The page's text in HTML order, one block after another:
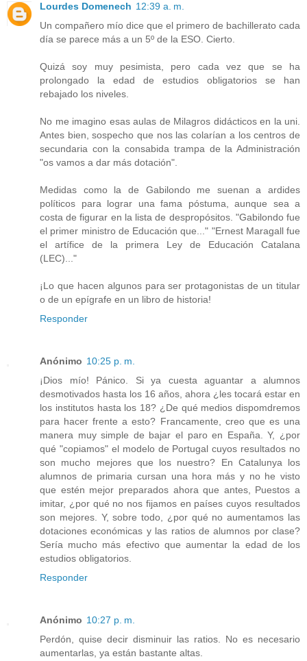
Lourdes Domenech 12:39 a. m.
Un compañero mío dice que el primero de bachillerato cada
día se parece más a un 5º de la ESO. Cierto.
Quizá soy muy pesimista, pero cada vez que se ha
prolongado la edad de estudios obligatorios se han
rebajado los niveles.
No me imagino esas aulas de Milagros didácticos en la uni.
Antes bien, sospecho que nos las colarían a los centros de
secundaria con la consabida trampa de la Administración
"os vamos a dar más dotación".
Medidas como la de Gabilondo me suenan a ardides
políticos para lograr una fama póstuma, aunque sea a
costa de figurar en la lista de despropósitos. "Gabilondo fue
el primer ministro de Educación que..." "Ernest Maragall fue
el artífice de la primera Ley de Educación Catalana
(LEC)..."
¡Lo que hacen algunos para ser protagonistas de un titular
o de un epígrafe en un libro de historia!
Responder
Anónimo 10:25 p. m.
¡Dios mío! Pánico. Si ya cuesta aguantar a alumnos
desmotivados hasta los 16 años, ahora ¿les tocará estar en
los institutos hasta los 18? ¿De qué medios dispomdremos
para hacer frente a esto? Francamente, creo que es una
manera muy simple de bajar el paro en España. Y, ¿por
qué "copiamos" el modelo de Portugal cuyos resultados no
son mucho mejores que los nuestro? En Catalunya los
alumnos de primaria cursan una hora más y no he visto
que estén mejor preparados ahora que antes, Puestos a
imitar, ¿por qué no nos fijamos en países cuyos resultados
son mejores. Y, sobre todo, ¿por qué no aumentamos las
dotaciones económicas y las ratios de alumnos por clase?
Sería mucho más efectivo que aumentar la edad de los
estudios obligatorios.
Responder
Anónimo 10:27 p. m.
Perdón, quise decir disminuir las ratios. No es necesario
aumentarlas, ya están bastante altas.